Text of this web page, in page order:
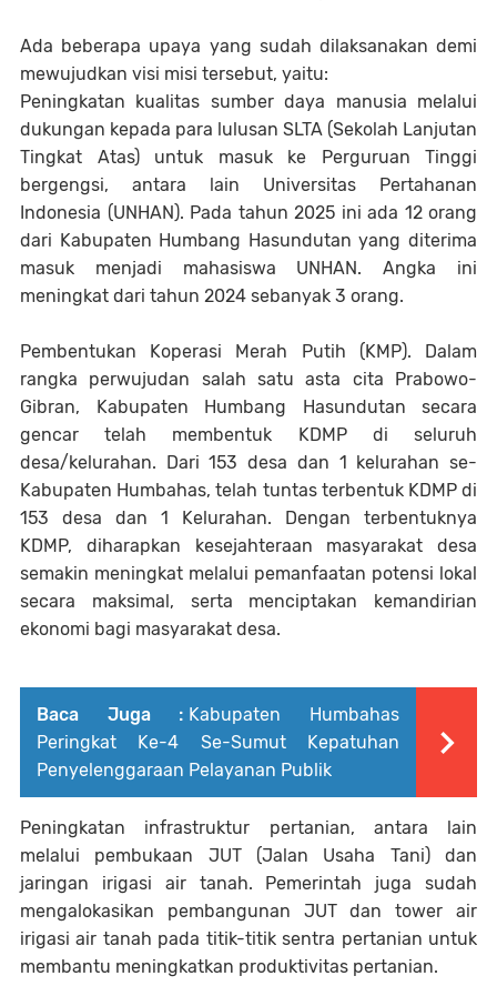
Ada beberapa upaya yang sudah dilaksanakan demi
mewujudkan visi misi tersebut, yaitu:
Peningkatan kualitas sumber daya manusia melalui
dukungan kepada para lulusan SLTA (Sekolah Lanjutan
Tingkat Atas) untuk masuk ke Perguruan Tinggi
bergengsi, antara lain Universitas Pertahanan
Indonesia (UNHAN). Pada tahun 2025 ini ada 12 orang
dari Kabupaten Humbang Hasundutan yang diterima
masuk menjadi mahasiswa UNHAN. Angka ini
meningkat dari tahun 2024 sebanyak 3 orang.
Pembentukan Koperasi Merah Putih (KMP). Dalam
rangka perwujudan salah satu asta cita Prabowo-
Gibran, Kabupaten Humbang Hasundutan secara
gencar telah membentuk KDMP di seluruh
desa/kelurahan. Dari 153 desa dan 1 kelurahan se-
Kabupaten Humbahas, telah tuntas terbentuk KDMP di
153 desa dan 1 Kelurahan. Dengan terbentuknya
KDMP, diharapkan kesejahteraan masyarakat desa
semakin meningkat melalui pemanfaatan potensi lokal
secara maksimal, serta menciptakan kemandirian
ekonomi bagi masyarakat desa.
Baca Juga : Kabupaten Humbahas
Peringkat Ke-4 Se-Sumut Kepatuhan
Penyelenggaraan Pelayanan Publik
Peningkatan infrastruktur pertanian, antara lain
melalui pembukaan JUT (Jalan Usaha Tani) dan
jaringan irigasi air tanah. Pemerintah juga sudah
mengalokasikan pembangunan JUT dan tower air
irigasi air tanah pada titik-titik sentra pertanian untuk
membantu meningkatkan produktivitas pertanian.